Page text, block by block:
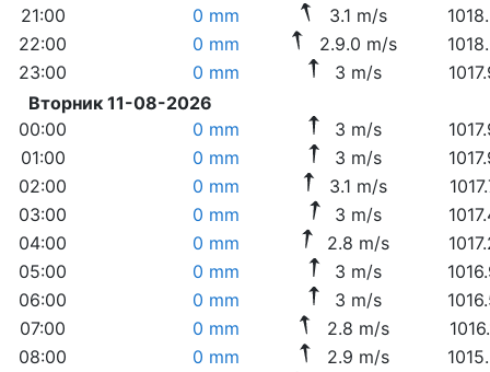
21:00
0 mm 3.1 m/s
22:00
0 mm 2.9.0 m/s
23:00
0 mm 3 m/s
Вторник 11-08-2026
00:00
0 mm 3 m/s
01:00
0 mm 3 m/s
02:00
0 mm 3.1 m/s
03:00
0 mm 3 m/s
04:00
0 mm 2.8 m/s
05:00
0 mm 3 m/s
06:00
0 mm 3 m/s
07:00
0 mm 2.8 m/s
08:00
0 mm 2.9 m/s